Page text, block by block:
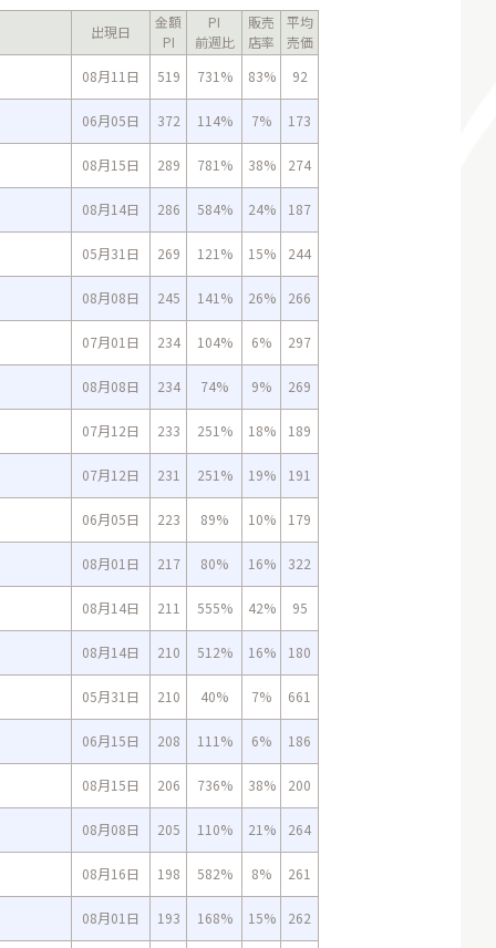
出現日
金額
PI
PI
前週比
販売
店率
平均
売価
08月11日
519 731% 83% 92
06月05日 372 114% 7% 173
08月15日 289 781% 38% 274
08月14日 286 584% 24% 187
05月31日 269 121% 15% 244
08月08日 245 141% 26% 266
07月01日 234 104% 6% 297
08月08日 234 74% 9% 269
07月12日 233 251% 18% 189
07月12日 231 251% 19% 191
06月05日 223 89% 10% 179
08月01日 217 80% 16% 322
08月14日 211 555% 42% 95
08月14日 210 512% 16% 180
05月31日 210 40% 7% 661
06月15日 208 111% 6% 186
08月15日 206 736% 38% 200
08月08日 205 110% 21% 264
08月16日 198 582% 8% 261
08月01日 193 168% 15% 262